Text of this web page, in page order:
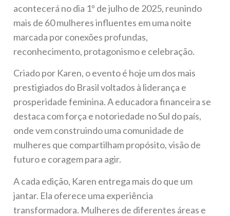
acontecerá no dia 1º de julho de 2025, reunindo
mais de 60 mulheres influentes em uma noite
marcada por conexões profundas,
reconhecimento, protagonismo e celebração.
Criado por Karen, o evento é hoje um dos mais
prestigiados do Brasil voltados à liderança e
prosperidade feminina. A educadora financeira se
destaca com força e notoriedade no Sul do país,
onde vem construindo uma comunidade de
mulheres que compartilham propósito, visão de
futuro e coragem para agir.
A cada edição, Karen entrega mais do que um
jantar. Ela oferece uma experiência
transformadora. Mulheres de diferentes áreas e